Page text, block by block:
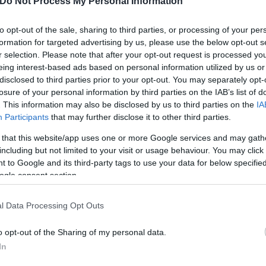
opt-out of the sale, sharing to third parties, or processing of your
for targeted advertising by us, please use the below opt-out
selection. Please note that after your opt-out request is processed
interest-based ads based on personal information utilized by us
to third parties prior to your opt-out. You may separately
of your personal information by third parties on the IAB’s list of
This information may also be disclosed by us to third parties on the
Participants that may further disclose it to other third parties.
that this website/app uses one or more Google services and may
but not limited to your visit or usage behaviour. You may
to Google and its third-party tags to use your data for below
consent section.
Data Processing Opt Outs
opt-out of the Sharing of my personal data.
εγκληματική δράση και συγκεκριμένα
εγκληματικής οργάνωσης. Ζητά επίσης
έκθεση σε κίνδυνο και αρπαγή.
ένας κάτοικος βγήκε στους δρόμους της
ως άλλος «σερίφης».